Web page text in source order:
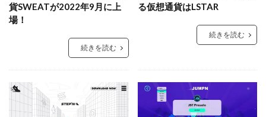
貨SWEATが2022年9月に上
場！
続きを読む
る仮想通貨はLSTAR
続きを読む